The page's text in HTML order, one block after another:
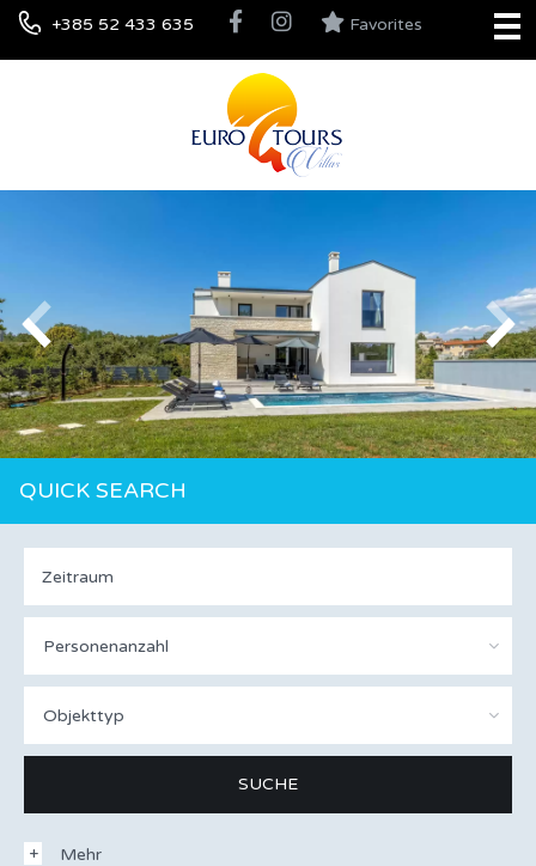
+385 52 433 635 Favorites
QUICK SEARCH
Personenanzahl
Objekttyp
Mehr